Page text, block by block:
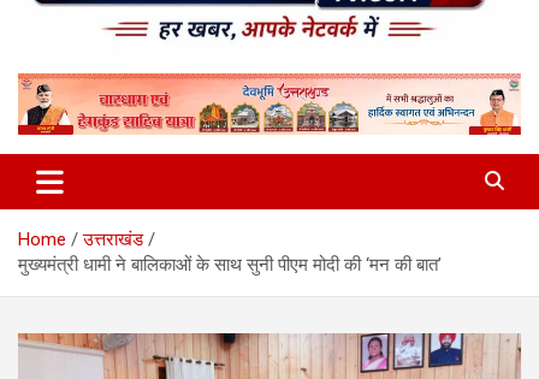
Network10tv
Home
उत्तराखंड
मुख्यमंत्री धामी ने बालिकाओं के साथ सुनी पीएम मोदी की ‘मन की बात’